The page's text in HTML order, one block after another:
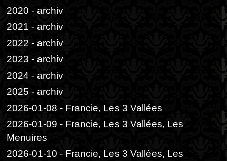
2020 - archiv
2021 - archiv
2022 - archiv
2023 - archiv
2024 - archiv
2025 - archiv
2026-01-08 - Francie, Les 3 Vallées
2026-01-09 - Francie, Les 3 Vallées, Les
Menuires
2026-01-10 - Francie, Les 3 Vallées, Les